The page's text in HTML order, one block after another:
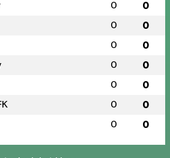
0 0
0 0
0 0
0 0
0 0
0 0
0 0